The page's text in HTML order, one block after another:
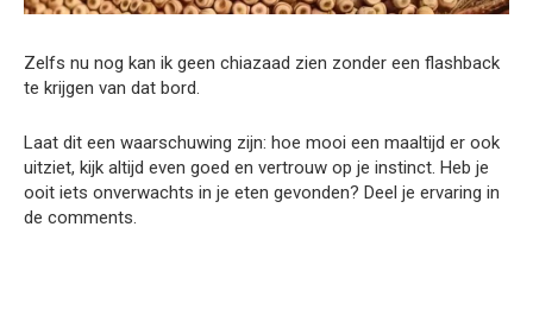
Zelfs nu nog kan ik geen chiazaad zien zonder een flashback
te krijgen van dat bord.
Laat dit een waarschuwing zijn: hoe mooi een maaltijd er ook
uitziet, kijk altijd even goed en vertrouw op je instinct. Heb je
ooit iets onverwachts in je eten gevonden? Deel je ervaring in
de comments.